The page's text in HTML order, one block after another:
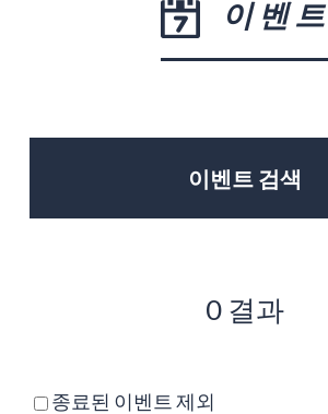
이벤트
이벤트 검색
0 결과
종료된 이벤트 제외